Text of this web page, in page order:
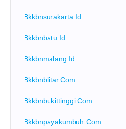
Bkkbnsurakarta.id
Bkkbnbatu.id
Bkkbnmalang.id
Bkkbnblitar.com
Bkkbnbukittinggi.com
Bkkbnpayakumbuh.com